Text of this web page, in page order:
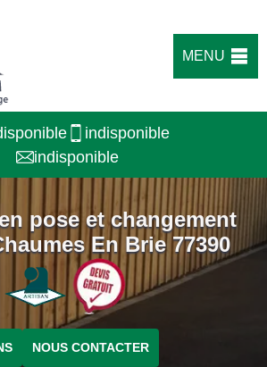
MENU
indisponible
indisponible
pose et changement
En Brie 77390
NOUS CONTACTER